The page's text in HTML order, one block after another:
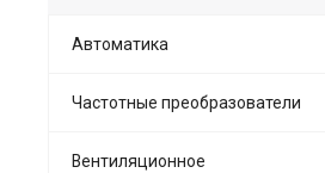
Автоматика
Частотные преобразователи
Вентиляционное